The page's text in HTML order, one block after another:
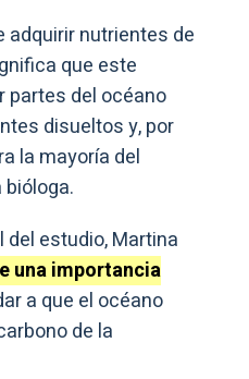
adquirir nutrientes de
que este
partes del océano
disueltos y, por
la mayoría del
del estudio, Martina
una importancia
a que el océano
de la